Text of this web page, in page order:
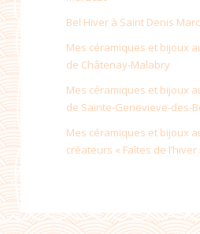
Bel Hiver à Saint Denis
Mes céramiques et bijoux
de Châtenay-Malabry
Mes céramiques et bijoux
de Sainte-Genevieve-des-
Mes céramiques et bijoux
créateurs « Faîtes de